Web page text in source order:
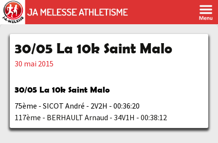
30/05 La 10k Saint Malo
30 mai 2015
30/05 La 10k Saint Malo
75ème - SICOT André - 2V2H - 00:36:20
117ème - BERHAULT Arnaud - 34V1H - 00:38:12